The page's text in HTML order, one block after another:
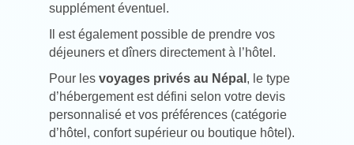
supplément éventuel.
Il est également possible de prendre vos
déjeuners et dîners directement à l’hôtel.
Pour les voyages privés au Népal , le type
d’hébergement est défini selon votre devis
personnalisé et vos préférences (catégorie
d’hôtel, confort supérieur ou boutique hôtel).